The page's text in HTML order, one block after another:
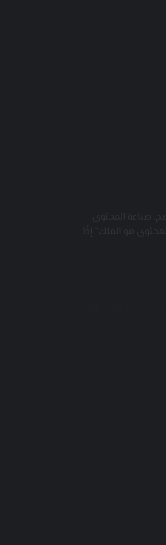
صناعة المحتوى
هو الملك” إذًا